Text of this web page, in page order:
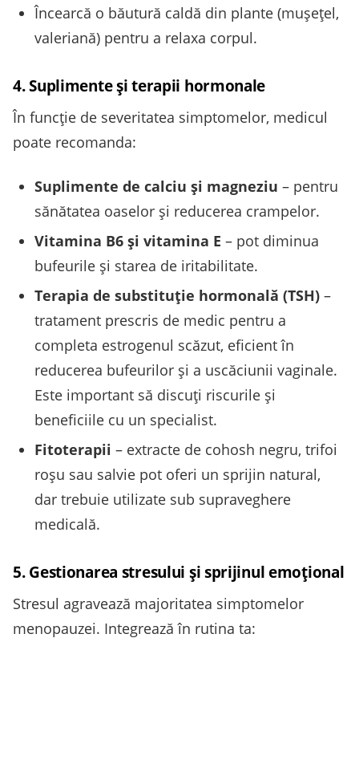
Încearcă o băutură caldă din plante (mușețel,
valeriană) pentru a relaxa corpul.
4. Suplimente și terapii hormonale
În funcție de severitatea simptomelor, medicul
poate recomanda:
Suplimente de calciu și magneziu – pentru
sănătatea oaselor și reducerea crampelor.
Vitamina B6 și vitamina E – pot diminua
bufeurile și starea de iritabilitate.
Terapia de substituție hormonală (TSH) –
tratament prescris de medic pentru a
completa estrogenul scăzut, eficient în
reducerea bufeurilor și a uscăciunii vaginale.
Este important să discuți riscurile și
beneficiile cu un specialist.
Fitoterapii – extracte de cohosh negru, trifoi
roșu sau salvie pot oferi un sprijin natural,
dar trebuie utilizate sub supraveghere
medicală.
5. Gestionarea stresului și sprijinul emoțional
Stresul agravează majoritatea simptomelor
menopauzei. Integrează în rutina ta: